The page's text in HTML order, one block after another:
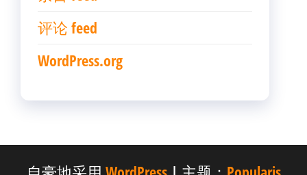
评论 feed
WordPress.org